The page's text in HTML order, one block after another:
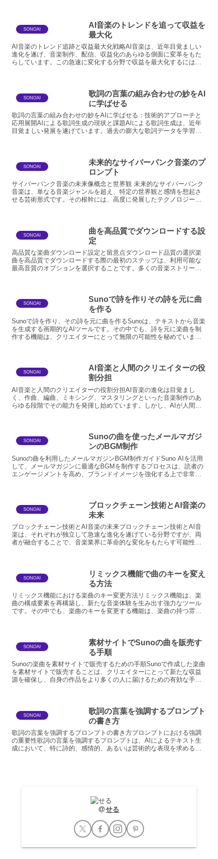
SONOAI
AI音楽のトレンドを追って収益を
最大化
AI音楽のトレンド追跡と収益最大化戦略AI音楽は、近年目覚ましい
進化を遂げ、音楽制作、配信、収益化のあらゆる側面に変革をもた
らしています。この急速に変化する分野で収益を最大化するには、
SONOAI
歌詞の言葉の組み合わせの妙をAI
に学ばせる
歌詞の言葉の組み合わせの妙をAIに学ばせる：技術的アプローチと
応用展開AIによる歌詞生成の現状と課題AIによる歌詞生成は、近年
目覚ましい発展を遂げています。過去の膨大な歌詞データを学習
SONOAI
未来的なサイバーパンク音楽のプ
ロンプト
サイバーパンク音楽の未来像概念と世界観 未来的なサイバーパンク
音楽は、単なる音楽ジャンルを超え、特定の世界観と感情を想起さ
せる芸術形式です。その根幹には、高度に発展したテクノロジー
SONOAI
曲を高品質でダウンロードする設
定
高品質な楽曲ダウンロード設定と留意点ダウンロード品質の選択楽
曲を高品質でダウンロードする際の最初のステップは、利用可能な
最高音質のオプションを選択することです。多くの音楽ストリーミ
SONOAI
Sunoで詩を作りその詩を元に曲
を作る
Sunoで詩を作り、その詩を元に曲を作るSunoは、テキストから音楽
を生成する画期的なAIツールです。その中でも、詩を元に楽曲を制
作する機能は、クリエイターにとって無限の可能性を秘めていま
SONOAI
AI音楽と人間のクリエイターの役
割分担
AI音楽と人間のクリエイターの役割分担AI音楽の進化は目覚まし
く、作曲、編曲、ミキシング、マスタリングといった音楽制作のあ
らゆる段階でその能力を発揮し始めています。しかし、AIが人間の
SONOAI
Sunoの曲を使ったメールマガジ
ンのBGM制作
Sunoの曲を利用したメールマガジンBGM制作ガイドSuno AIを活用
して、メールマガジンに最適なBGMを制作するプロセスは、読者の
エンゲージメントを高め、ブランドイメージを強化する上で非常に
SONOAI
ブロックチェーン技術とAI音楽の
未来
ブロックチェーン技術とAI音楽の未来ブロックチェーン技術とAI音
楽は、それぞれが独立して急速な進化を遂げている分野ですが、両
者が融合することで、音楽業界に革命的な変化をもたらす可能性を
SONOAI
リミックス機能で曲のキーを変え
る方法
リミックス機能における楽曲のキー変更方法リミックス機能は、楽
曲の構成要素を再構築し、新たな音楽体験を生み出す強力なツール
です。その中でも、楽曲のキーを変更する機能は、楽曲の持つ雰囲
SONOAI
素材サイトでSunoの曲を販売す
る手順
Sunoの楽曲を素材サイトで販売するための手順Sunoで作成した楽曲
を素材サイトで販売することは、クリエイターにとって新たな収益
源を確保し、自身の作品をより多くの人に届けるための有効な手段
SONOAI
歌詞の言葉を強調するプロンプト
の書き方
歌詞の言葉を強調するプロンプトの書き方プロンプトにおける強調
の重要性歌詞の言葉を強調するプロンプトは、AIによるテキスト生
成において、特に詩的、感情的、あるいは芸術的な表現を求める場
せる